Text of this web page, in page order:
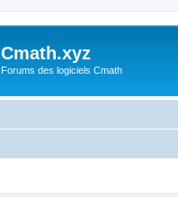
Cmath.xyz
Forums des logiciels Cmath